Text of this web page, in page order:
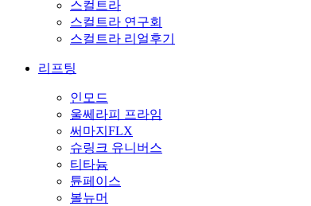
스컬트라
스컬트라 연구회
스컬트라 리얼후기
리프팅
인모드
울쎄라피 프라임
써마지FLX
슈링크 유니버스
티타늄
튠페이스
볼뉴머